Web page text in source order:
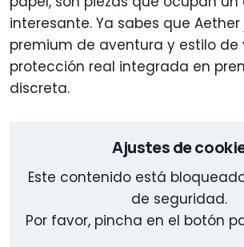
interesante. Ya sabes que
premium de aventura y estilo de
protección real integrada en
discreta.
Ajustes de
Este contenido está
de seguridad.
Por favor, pincha en el botón